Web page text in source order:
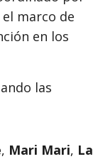
marco de
en los
las
, Mari Mari, La